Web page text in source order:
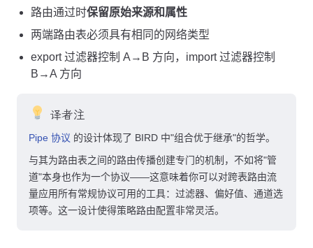
路由通过时保留原始来源和属性
两端路由表必须具有相同的网络类型
export 过滤器控制 A→B 方向，import 过滤器控制
B→A 方向
译者注
Pipe 协议 的设计体现了 BIRD 中"组合优于继承"的哲学。
与其为路由表之间的路由传播创建专门的机制，不如将"管
道"本身也作为一个协议——这意味着你可以对跨表路由流
量应用所有常规协议可用的工具：过滤器、偏好值、通道选
项等。这一设计使得策略路由配置非常灵活。